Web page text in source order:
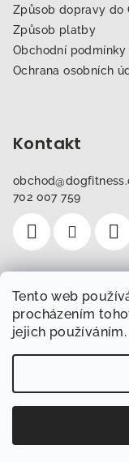
Tento web
procházením
jejich používáním.
Způsob dopravy do
Způsob platby
Obchodní
Ochrana osobních
Kontakt
obchod@
702 007 759
Instagram